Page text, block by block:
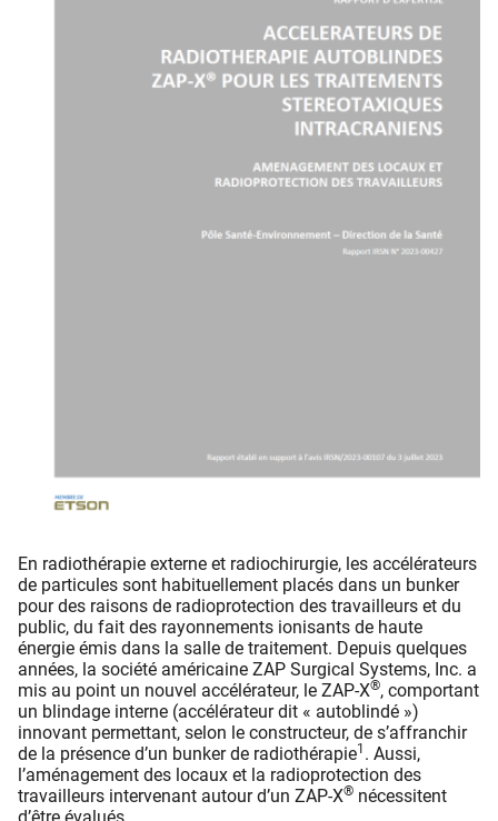
En radiothérapie externe et radiochirurgie, les accélérateurs
de particules sont habituellement placés dans un bunker
pour des raisons de radioprotection des travailleurs et du
public, du fait des rayonnements ionisants de haute
énergie émis dans la salle de traitement. Depuis quelques
années, la société américaine ZAP Surgical Systems, Inc. a
mis au point un nouvel accélérateur, le ZAP-X®, comportant
un blindage interne (accélérateur dit « autoblindé »)
innovant permettant, selon le constructeur, de s’affranchir
de la présence d’un bunker de radiothérapie1 . Aussi,
l’aménagement des locaux et la radioprotection des
travailleurs intervenant autour d’un ZAP-X® nécessitent